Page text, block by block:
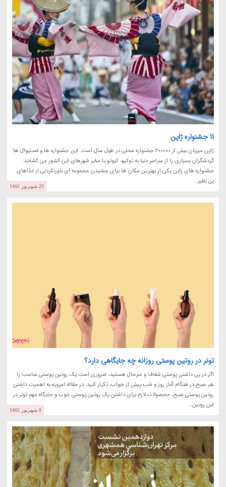
11 جشنواره ژاپن
ژاپن میزبان بیش از 200000 جشنواره محلی در طول سال است. این جشنواره ها و فستیوال ها
گردشگران بسیاری را از سراسر دنیا به توکیو، کیوتو یا سایر شهرهای این کشور می کشانند.
جشنواره های ژاپن یکی از بهترین مکان ها برای چشیدن مجموعه ای باورنکردنی از غذاهای
بی نظیر...
29 شهریور 1402
تونر در روتین پوستی روزانه چه جایگاهی دارد؟
اگر در پی داشتن پوستی شفاف و سرحال هستید، ضروری است یک روتین پوستی مناسب را
هر صبح در هنگام آغاز روز و شب پیش از خواب، تکرار کنید. در مقاله امروزه به اهمیت داشتن
روتین پوستی صبح، محصولات لازم برای داشتن یک روتین پوستی خوب و جایگاه مهم تونر در
این روتین...
8 شهریور 1402